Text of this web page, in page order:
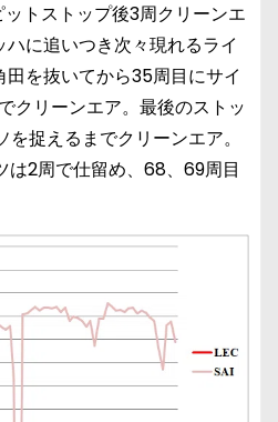
トストップ後3周クリーンエ
に追いつき次々現れるライ
を抜いてから35周目にサイ
クリーンエア。最後のストッ
捉えるまでクリーンエア。
2周で仕留め、68、69周目